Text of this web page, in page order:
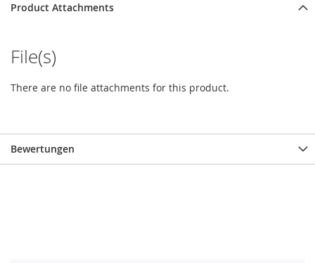
Product Attachments
File(s)
There are no file attachments for this product.
Bewertungen